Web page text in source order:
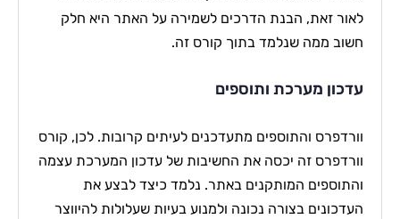
לאור זאת, הבנת הדרכים לשמירה על האתר היא חלק
חשוב ממה שנלמד בתוך קורס זה.
עדכון מערכת ותוספים
וורדפרס והתוספים מתעדכנים לעיתים קרובות. לכן, קורס
וורדפרס זה יכסה את החשיבות של עדכון המערכת עצמה
והתוספים המותקנים באתר. נלמד כיצד לבצע את
העדכונים בצורה נכונה ולמנוע בעיות שעלולות להיווצר